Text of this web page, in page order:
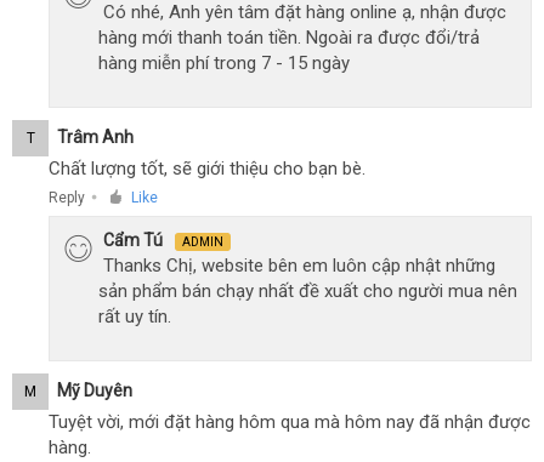
Có nhé, Anh yên tâm đặt hàng online ạ, nhận được
hàng mới thanh toán tiền. Ngoài ra được đổi/trả
hàng miễn phí trong 7 - 15 ngày
T Trâm Anh
Chất lượng tốt, sẽ giới thiệu cho bạn bè.
Reply ● Like
Cẩm Tú ADMIN
Thanks Chị, website bên em luôn cập nhật những
sản phẩm bán chạy nhất đề xuất cho người mua nên
rất uy tín.
M Mỹ Duyên
Tuyệt vời, mới đặt hàng hôm qua mà hôm nay đã nhận được
hàng.